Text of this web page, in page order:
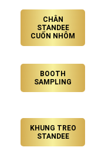
CHÂN
STANDEE
CUỐN NHÔM
BOOTH
SAMPLING
KHUNG TREO
STANDEE